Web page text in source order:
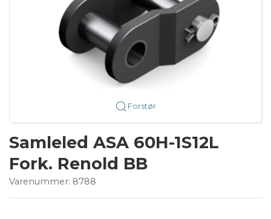
Forstør
Samleled ASA 60H-1S12L
Fork. Renold BB
Varenummer: 8788